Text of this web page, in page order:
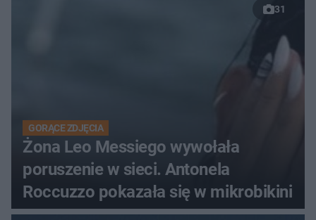
31
GORĄCE ZDJĘCIA
Żona Leo Messiego wywołała
poruszenie w sieci. Antonela
Roccuzzo pokazała się w mikrobikini